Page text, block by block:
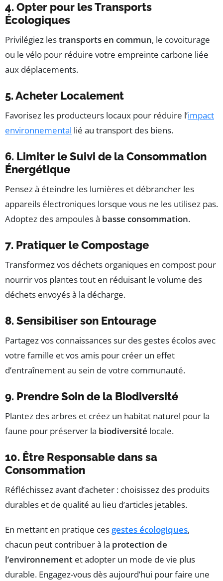
4. Opter pour les Transports
Écologiques
Privilégiez lestransports en commun, le covoiturage
ou le vélo pour réduire votre empreinte carbone liée
aux déplacements.
5. Acheter Localement
Favorisez les producteurs locaux pour réduire l’impact
environnemental lié au transport des biens.
6. Limiter le Suivi de la Consommation
Énergétique
Pensez à éteindre les lumières et débrancher les
appareils électroniques lorsque vous ne les utilisez pas.
Adoptez des ampoules à basse consommation.
7. Pratiquer le Compostage
Transformez vos déchets organiques en compost pour
nourrir vos plantes tout en réduisant le volume des
déchets envoyés à la décharge.
8. Sensibiliser son Entourage
Partagez vos connaissances sur des gestes écolos avec
votre famille et vos amis pour créer un effet
d’entraînement au sein de votre communauté.
9. Prendre Soin de la Biodiversité
Plantez des arbres et créez un habitat naturel pour la
faune pour préserver la biodiversité locale.
10. Être Responsable dans sa
Consommation
Réfléchissez avant d’acheter : choisissez des produits
durables et de qualité au lieu d’articles jetables.
En mettant en pratique ces gestes écologiques,
chacun peut contribuer à la protection de
l’environnement et adopter un mode de vie plus
durable. Engagez-vous dès aujourd’hui pour faire une